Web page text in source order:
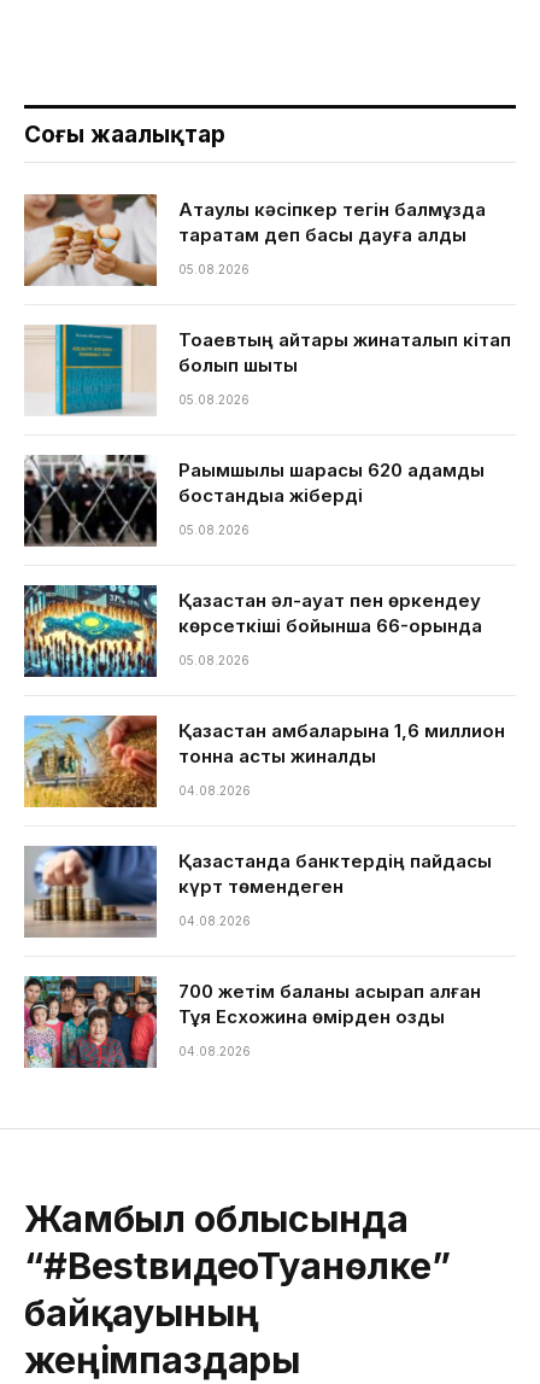
Соңғы жаңалықтар
Ақтаулық кәсіпкер тегін балмұздақ
таратам деп басы дауға қалды
05.08.2026
Тоқаевтың айтқары жинақталып кітап
болып шықты
05.08.2026
Рақымшылық шарасы 620 адамды
бостандыққа жіберді
05.08.2026
Қазақстан әл-ауқат пен өркендеу
көрсеткіші бойынша 66-орында
05.08.2026
Қазақстан қамбаларына 1,6 миллион
тонна астық жиналды
04.08.2026
Қазақстанда банктердің пайдасы
күрт төмендеген
04.08.2026
700 жетім баланы асырап алған
Тұяқ Есхожина өмірден озды
04.08.2026
Жамбыл облысында
“#BestвидеоТуғанөлке”
байқауының
жеңімпаздары